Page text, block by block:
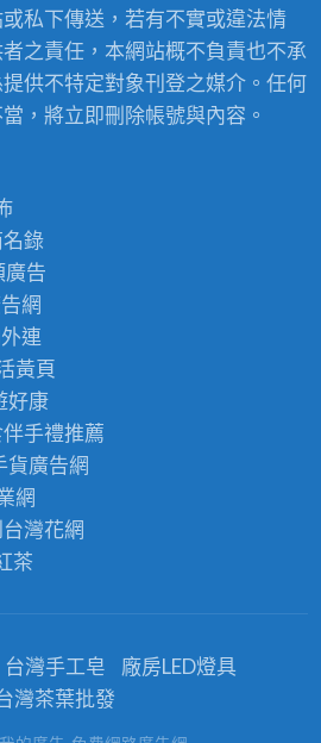
私下傳送，若有不實或違法情
之責任，本網站概不負責也不承
供不特定對象刊登之媒介。任何
，將立即刪除帳號與內容。
錄
廣告
網
連
黃頁
好康
伴手禮推薦
貨廣告網
網
台灣花網
茶
台灣手工皂
廠房LED燈具
灣茶葉批發